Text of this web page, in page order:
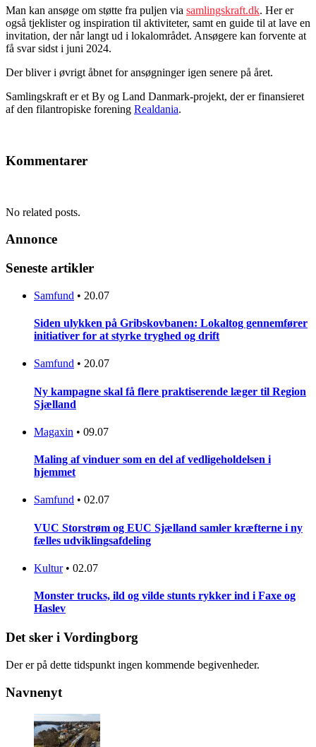
Man kan ansøge om støtte fra puljen via samlingskraft.dk. Her er
også tjeklister og inspiration til aktiviteter, samt en guide til at lave en
invitation, der når langt ud i lokalområdet. Ansøgere kan forvente at
få svar sidst i juni 2024.
Der bliver i øvrigt åbnet for ansøgninger igen senere på året.
Samlingskraft er et By og Land Danmark-projekt, der er finansieret
af den filantropiske forening Realdania.
Kommentarer
No related posts.
Annonce
Seneste artikler
Samfund • 20.07
Siden ulykken på Gribskovbanen: Lokaltog gennemfører
initiativer for at styrke tryghed og drift
Samfund • 20.07
Ny kampagne skal få flere praktiserende læger til Region
Sjælland
Magaxin • 09.07
Maling af vinduer som en del af vedligeholdelsen i
hjemmet
Samfund • 02.07
VUC Storstrøm og EUC Sjælland samler kræfterne i ny
fælles udviklingsafdeling
Kultur • 02.07
Monster trucks, ild og vilde stunts rykker ind i Faxe og
Haslev
Det sker i Vordingborg
Der er på dette tidspunkt ingen kommende begivenheder.
Navnenyt